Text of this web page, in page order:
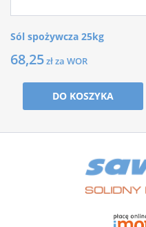
Sól spożywcza 25kg
68,25zł za WOR
DO KOSZYKA